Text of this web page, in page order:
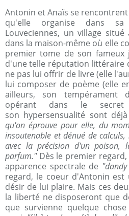
Antonin et Anaïs se
qu'elle organise dans
Louveciennes, un village situé
dans la maison-même où elle
premier tome de son fameux
d'une telle réputation littéraire
ne pas lui offrir de livre (elle
lui composer de poème (elle
ailleurs, son tempérament
opérant dans le
son hypersensualité sont
qu'on éprouve pour elle, du
insoutenable et dénué de
avec la précision d'un poison,
parfum."Dès le premier regard,
apparence spectrale de
regard, le coeur d'Antonin
désir de lui plaire. Mais ces
la liberté ne disposeront que
que survienne quelque